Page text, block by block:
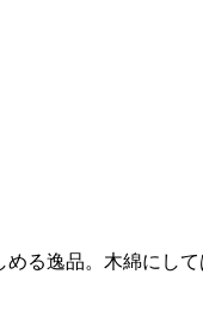
る逸品。木綿にし